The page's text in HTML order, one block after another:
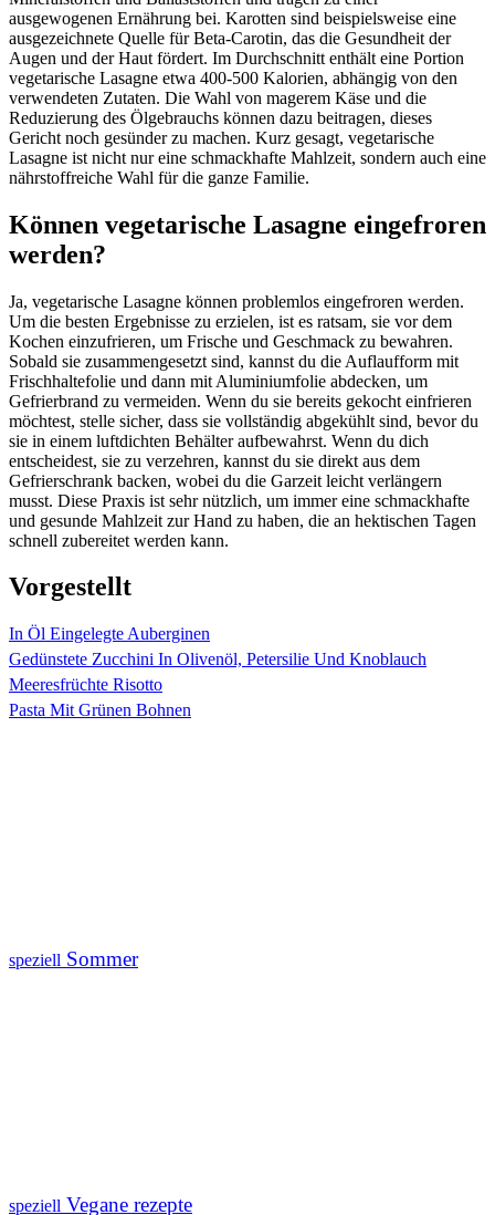
ausgewogenen Ernährung bei. Karotten sind beispielsweise eine
ausgezeichnete Quelle für Beta-Carotin, das die Gesundheit der
Augen und der Haut fördert. Im Durchschnitt enthält eine Portion
vegetarische Lasagne etwa 400-500 Kalorien, abhängig von den
verwendeten Zutaten. Die Wahl von magerem Käse und die
Reduzierung des Ölgebrauchs können dazu beitragen, dieses
Gericht noch gesünder zu machen. Kurz gesagt, vegetarische
Lasagne ist nicht nur eine schmackhafte Mahlzeit, sondern auch eine
nährstoffreiche Wahl für die ganze Familie.
Können vegetarische Lasagne eingefroren
werden?
Ja, vegetarische Lasagne können problemlos eingefroren werden.
Um die besten Ergebnisse zu erzielen, ist es ratsam, sie vor dem
Kochen einzufrieren, um Frische und Geschmack zu bewahren.
Sobald sie zusammengesetzt sind, kannst du die Auflaufform mit
Frischhaltefolie und dann mit Aluminiumfolie abdecken, um
Gefrierbrand zu vermeiden. Wenn du sie bereits gekocht einfrieren
möchtest, stelle sicher, dass sie vollständig abgekühlt sind, bevor du
sie in einem luftdichten Behälter aufbewahrst. Wenn du dich
entscheidest, sie zu verzehren, kannst du sie direkt aus dem
Gefrierschrank backen, wobei du die Garzeit leicht verlängern
musst. Diese Praxis ist sehr nützlich, um immer eine schmackhafte
und gesunde Mahlzeit zur Hand zu haben, die an hektischen Tagen
schnell zubereitet werden kann.
Vorgestellt
In Öl Eingelegte Auberginen
Gedünstete Zucchini In Olivenöl, Petersilie Und Knoblauch
Meeresfrüchte Risotto
Pasta Mit Grünen Bohnen
speziell Sommer
speziell Vegane rezepte